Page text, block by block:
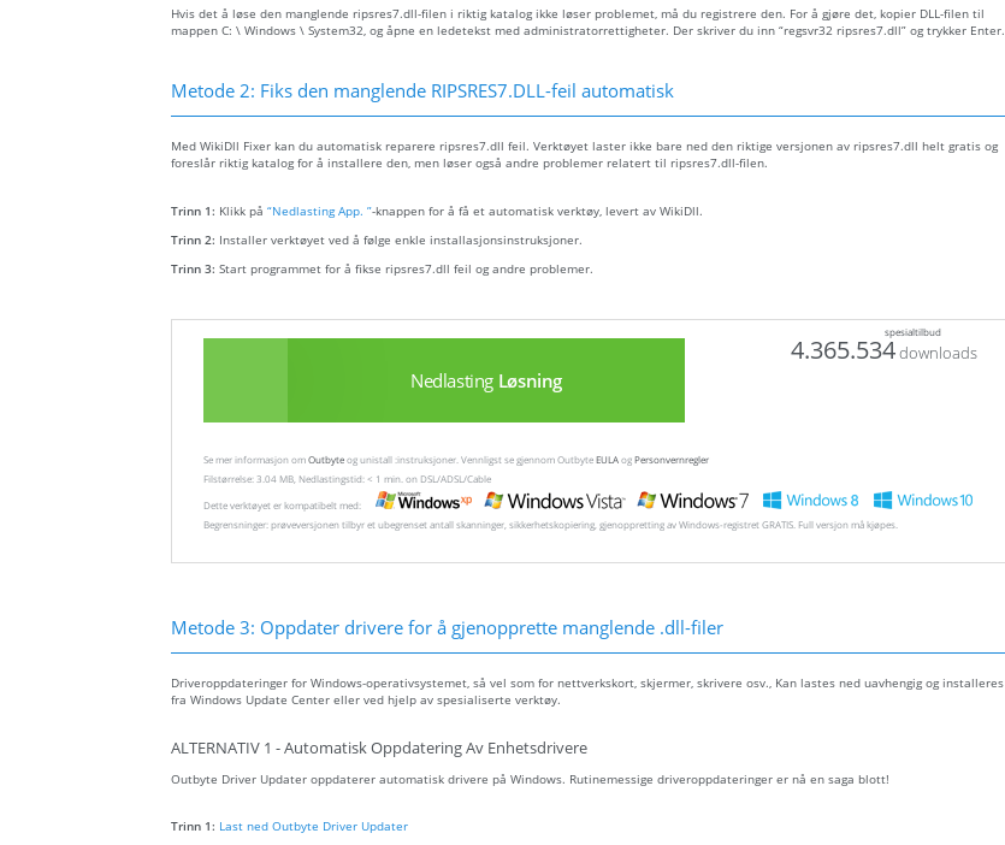
Hvis det å løse den manglende ripsres7.dll-filen i riktig katalog ikke løser problemet, må du registrere den. For å gjøre det, kopier DLL-filen til
mappen C: \ Windows \ System32, og åpne en ledetekst med administratorrettigheter. Der skriver du inn “regsvr32 ripsres7.dll” og trykker Enter.
Metode 2: Fiks den manglende RIPSRES7.DLL-feil automatisk
Med WikiDll Fixer kan du automatisk reparere ripsres7.dll feil. Verktøyet laster ikke bare ned den riktige versjonen av ripsres7.dll helt gratis og
foreslår riktig katalog for å installere den, men løser også andre problemer relatert til ripsres7.dll-filen.
Trinn 1: Klikk på “Nedlasting App. ”-knappen for å få et automatisk verktøy, levert av WikiDll.
Trinn 2: Installer verktøyet ved å følge enkle installasjonsinstruksjoner.
Trinn 3: Start programmet for å fikse ripsres7.dll feil og andre problemer.
spesialtilbud
Nedlasting Løsning
4.365.534downloads
Se mer informasjon omOutbyteog unistall :instruksjoner. Vennligst se gjennom OutbyteEULAogPersonvernregler
Filstørrelse: 3.04 MB, Nedlastingstid: < 1 min. on DSL/ADSL/Cable
Dette verktøyet er kompatibelt med:
Begrensninger: prøveversjonen tilbyr et ubegrenset antall skanninger, sikkerhetskopiering, gjenoppretting av Windows-registret GRATIS. Full versjon må kjøpes.
Metode 3: Oppdater drivere for å gjenopprette manglende .dll-filer
Driveroppdateringer for Windows-operativsystemet, så vel som for nettverkskort, skjermer, skrivere osv., Kan lastes ned uavhengig og installeres
fra Windows Update Center eller ved hjelp av spesialiserte verktøy.
ALTERNATIV 1 - Automatisk Oppdatering Av Enhetsdrivere
Outbyte Driver Updater oppdaterer automatisk drivere på Windows. Rutinemessige driveroppdateringer er nå en saga blott!
Trinn 1: Last ned Outbyte Driver Updater